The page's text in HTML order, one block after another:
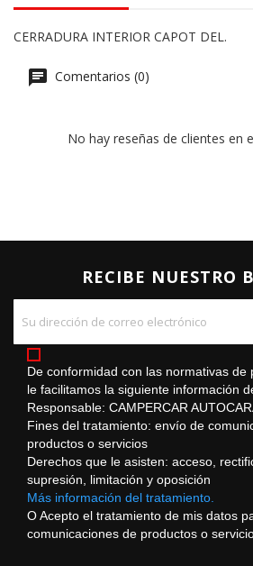
CERRADURA INTERIOR CAPOT DEL.
Comentarios (0)
No hay reseñas de clientes en
RECIBE NUESTRO
De conformidad con las normativas de
le facilitamos la siguiente información
Responsable: CAMPERCAR
Fines del tratamiento: envío de
productos o servicios
Derechos que le asisten: acceso,
supresión, limitación y oposición
Más información del tratamiento.
O Acepto el tratamiento de mis datos
comunicaciones de productos o